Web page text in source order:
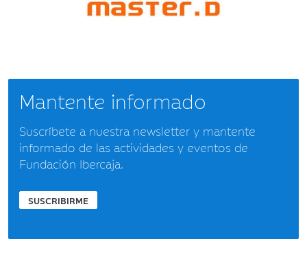
Mantente informado
Suscríbete a nuestra newsletter y mantente
informado de las actividades y eventos de
Fundación Ibercaja.
SUSCRIBIRME